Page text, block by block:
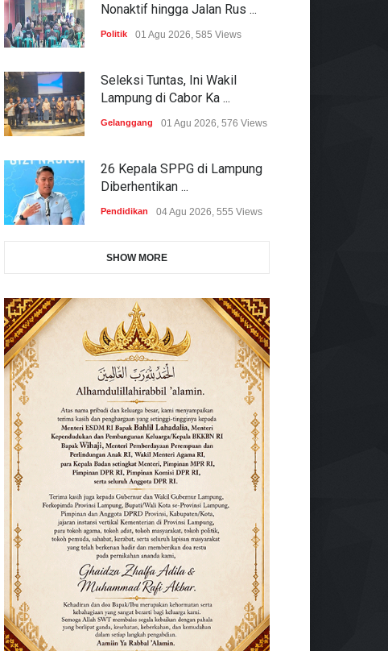
Nonaktif hingga Jalan Rus ...
Politik 01 Agu 2026, 585 Views
Seleksi Tuntas, Ini Wakil
Lampung di Cabor Ka ...
Gelanggang 01 Agu 2026, 576 Views
26 Kepala SPPG di Lampung
Diberhentikan ...
Pendidikan 04 Agu 2026, 555 Views
SHOW MORE